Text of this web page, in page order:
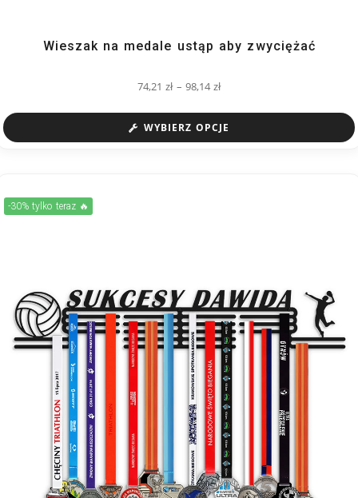
Wieszak na medale ustąp aby zwyciężać
74,21zł – 98,14zł
WYBIERZ OPCJE
-30% tylko teraz 🔥